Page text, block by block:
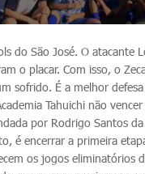
do São José. O atacante
o placar. Com isso, o
sofrido. É a melhor
Tahuichi não
por Rodrigo Santos
é encerrar a primeira
os jogos eliminatórios